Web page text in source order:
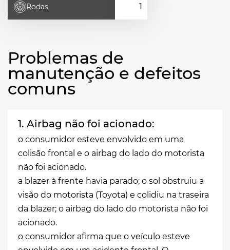
Rodas
Problemas de
manutenção e defeitos
comuns
1. Airbag não foi acionado:
o consumidor esteve envolvido em uma
colisão frontal e o airbag do lado do motorista
não foi acionado.
a blazer à frente havia parado; o sol obstruiu a
visão do motorista (Toyota) e colidiu na traseira
da blazer; o airbag do lado do motorista não foi
acionado.
o consumidor afirma que o veículo esteve